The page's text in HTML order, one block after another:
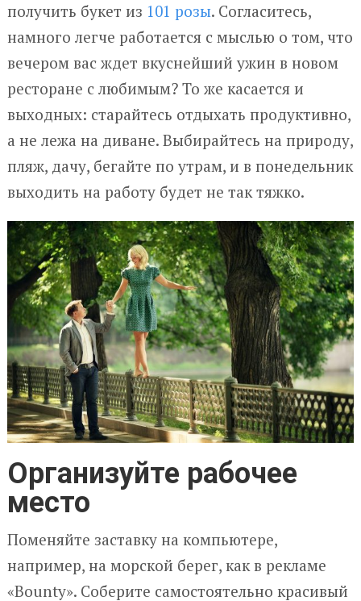
получить букет из 101 розы. Согласитесь,
намного легче работается с мыслью о том, что
вечером вас ждет вкуснейший ужин в новом
ресторане с любимым? То же касается и
выходных: старайтесь отдыхать продуктивно,
а не лежа на диване. Выбирайтесь на природу,
пляж, дачу, бегайте по утрам, и в понедельник
выходить на работу будет не так тяжко.
Организуйте рабочее
место
Поменяйте заставку на компьютере,
например, на морской берег, как в рекламе
«Bounty». Соберите самостоятельно красивый